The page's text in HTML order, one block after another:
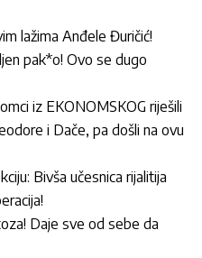
lažima Anđele Đuričić!
pak*o! Ovo se dugo
iz EKONOMSKOG riješili
i Dače, pa došli na ovu
Bivša učesnica rijalitija
Daje sve od sebe da